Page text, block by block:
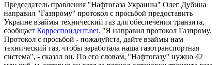
Председатель правления "Нафтогаза Украины" Олег Дубина
направил "Газпрому" протокол с просьбой предоставить
Украине взаймы технический газ для обеспечения транзита,
сообщает Корреспондент.net. "Я направил протокол Газпрому.
Протокол с просьбой - пожалуйста, дайте взаймы нам
технический газ, чтобы заработала наша газотранспортная
система", - сказал он. По его словам, "Нафтогазу" нужно 42